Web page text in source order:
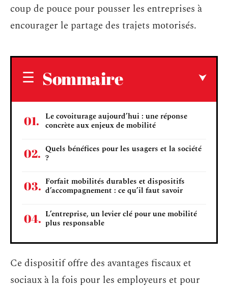
coup de pouce pour pousser les entreprises à
encourager le partage des trajets motorisés.
Sommaire
Le covoiturage aujourd’hui : une réponse
concrète aux enjeux de mobilité
Quels bénéfices pour les usagers et la société
?
Forfait mobilités durables et dispositifs
d’accompagnement : ce qu’il faut savoir
L’entreprise, un levier clé pour une mobilité
plus responsable
Ce dispositif offre des avantages fiscaux et
sociaux à la fois pour les employeurs et pour